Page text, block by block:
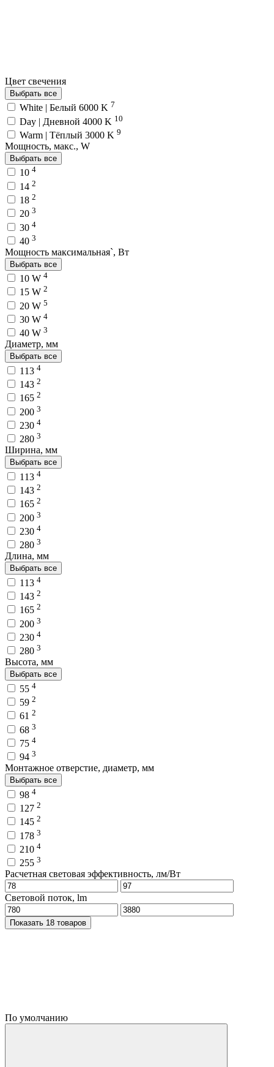
Цвет свечения
Выбрать все
White | Белый 6000 K 7
Day | Дневной 4000 K 10
Warm | Тёплый 3000 K 9
Мощность, макс., W
Выбрать все
10 4
14 2
18 2
20 3
30 4
40 3
Мощность максимальная`, Вт
Выбрать все
10 W 4
15 W 2
20 W 5
30 W 4
40 W 3
Диаметр, мм
Выбрать все
113 4
143 2
165 2
200 3
230 4
280 3
Ширина, мм
Выбрать все
113 4
143 2
165 2
200 3
230 4
280 3
Длина, мм
Выбрать все
113 4
143 2
165 2
200 3
230 4
280 3
Высота, мм
Выбрать все
55 4
59 2
61 2
68 3
75 4
94 3
Монтажное отверстие, диаметр, мм
Выбрать все
98 4
127 2
145 2
178 3
210 4
255 3
Расчетная световая эффективность, лм/Вт
Световой поток, lm
Показать 18 товаров
По умолчанию